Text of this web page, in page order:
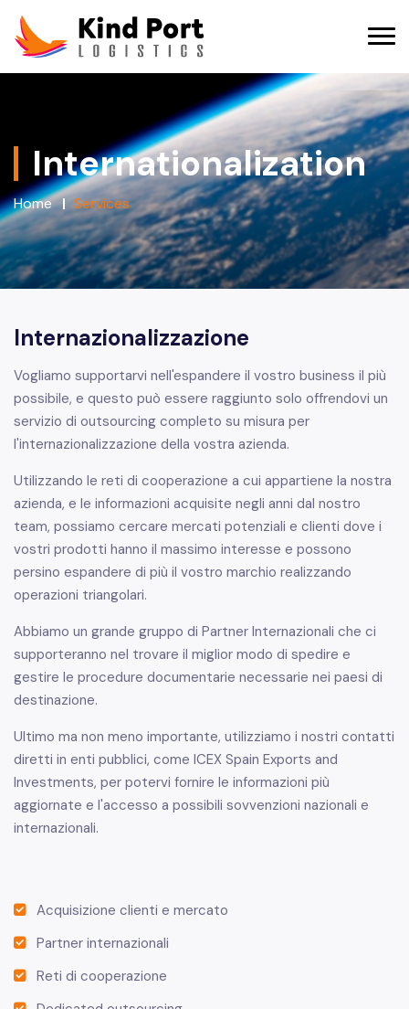
Internationalization
Home Services
Internazionalizzazione
Vogliamo supportarvi nell'espandere il vostro business il più
possibile, e questo può essere raggiunto solo offrendovi un
servizio di outsourcing completo su misura per
l'internazionalizzazione della vostra azienda.
Utilizzando le reti di cooperazione a cui appartiene la nostra
azienda, e le informazioni acquisite negli anni dal nostro
team, possiamo cercare mercati potenziali e clienti dove i
vostri prodotti hanno il massimo interesse e possono
persino espandere di più il vostro marchio realizzando
operazioni triangolari.
Abbiamo un grande gruppo di Partner Internazionali che ci
supporteranno nel trovare il miglior modo di spedire e
gestire le procedure documentarie necessarie nei paesi di
destinazione.
Ultimo ma non meno importante, utilizziamo i nostri contatti
diretti in enti pubblici, come ICEX Spain Exports and
Investments, per potervi fornire le informazioni più
aggiornate e l'accesso a possibili sovvenzioni nazionali e
internazionali.
Acquisizione clienti e mercato
Partner internazionali
Reti di cooperazione